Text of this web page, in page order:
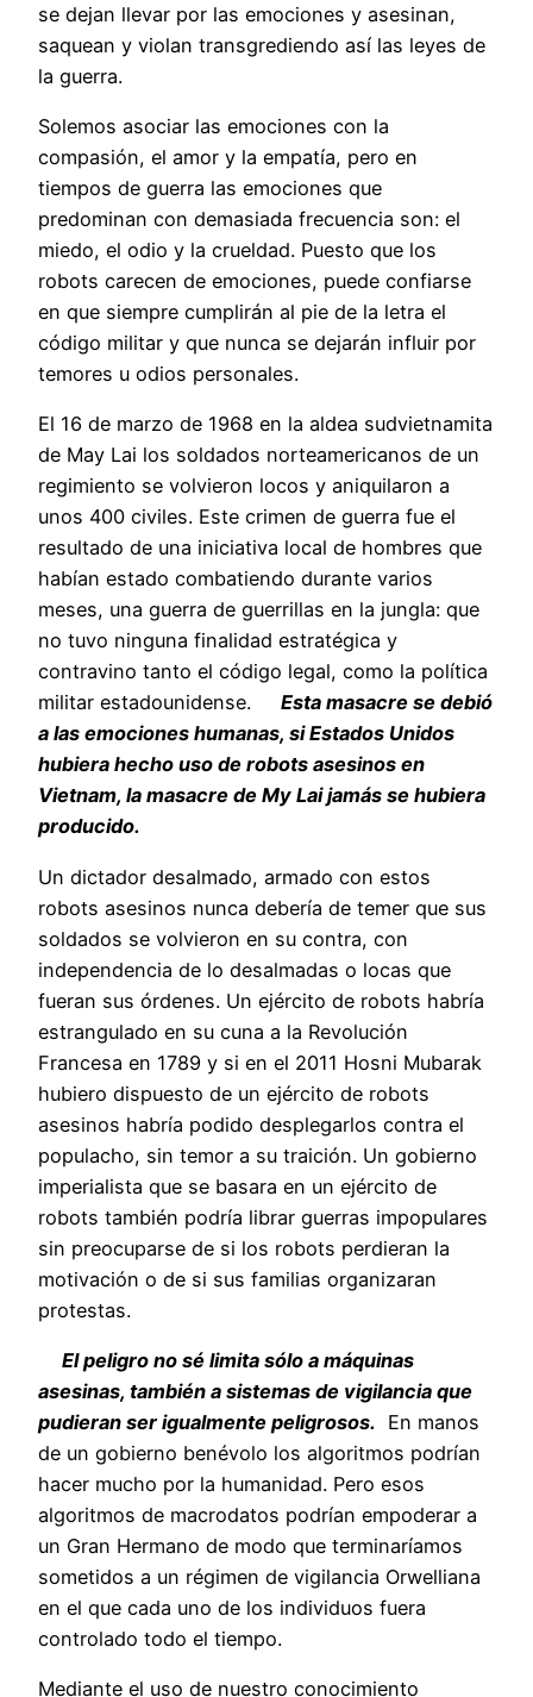
se dejan llevar por las emociones y asesinan,
saquean y violan transgrediendo así las leyes de
la guerra.
Solemos asociar las emociones con la
compasión, el amor y la empatía, pero en
tiempos de guerra las emociones que
predominan con demasiada frecuencia son: el
miedo, el odio y la crueldad. Puesto que los
robots carecen de emociones, puede confiarse
en que siempre cumplirán al pie de la letra el
código militar y que nunca se dejarán influir por
temores u odios personales.
El 16 de marzo de 1968 en la aldea sudvietnamita
de May Lai los soldados norteamericanos de un
regimiento se volvieron locos y aniquilaron a
unos 400 civiles. Este crimen de guerra fue el
resultado de una iniciativa local de hombres que
habían estado combatiendo durante varios
meses, una guerra de guerrillas en la jungla: que
no tuvo ninguna finalidad estratégica y
contravino tanto el código legal, como la política
militar estadounidense.
Esta masacre se debió
a las emociones humanas, si Estados Unidos
hubiera hecho uso de robots asesinos en
Vietnam, la masacre de My Lai jamás se hubiera
producido.
Un dictador desalmado, armado con estos
robots asesinos nunca debería de temer que sus
soldados se volvieron en su contra, con
independencia de lo desalmadas o locas que
fueran sus órdenes. Un ejército de robots habría
estrangulado en su cuna a la Revolución
Francesa en 1789 y si en el 2011 Hosni Mubarak
hubiero dispuesto de un ejército de robots
asesinos habría podido desplegarlos contra el
populacho, sin temor a su traición. Un gobierno
imperialista que se basara en un ejército de
robots también podría librar guerras impopulares
sin preocuparse de si los robots perdieran la
motivación o de si sus familias organizaran
protestas.
El peligro no sé limita sólo a máquinas
asesinas, también a sistemas de vigilancia que
pudieran ser igualmente peligrosos. En manos
de un gobierno benévolo los algoritmos podrían
hacer mucho por la humanidad. Pero esos
algoritmos de macrodatos podrían empoderar a
un Gran Hermano de modo que terminaríamos
sometidos a un régimen de vigilancia Orwelliana
en el que cada uno de los individuos fuera
controlado todo el tiempo.
Mediante el uso de nuestro conocimiento